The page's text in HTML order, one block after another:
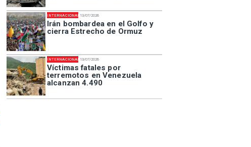
13/07/2026
Irán bombardea en el Golfo y
cierra Estrecho de Ormuz
INTERNACIONAL
13/07/2026
Víctimas fatales por
terremotos en Venezuela
alcanzan 4.490
INTERNACIONAL